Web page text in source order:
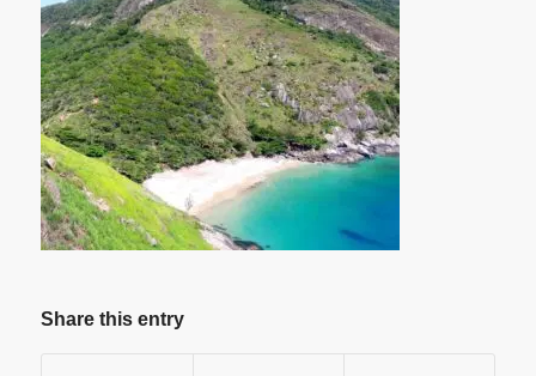
Share this entry